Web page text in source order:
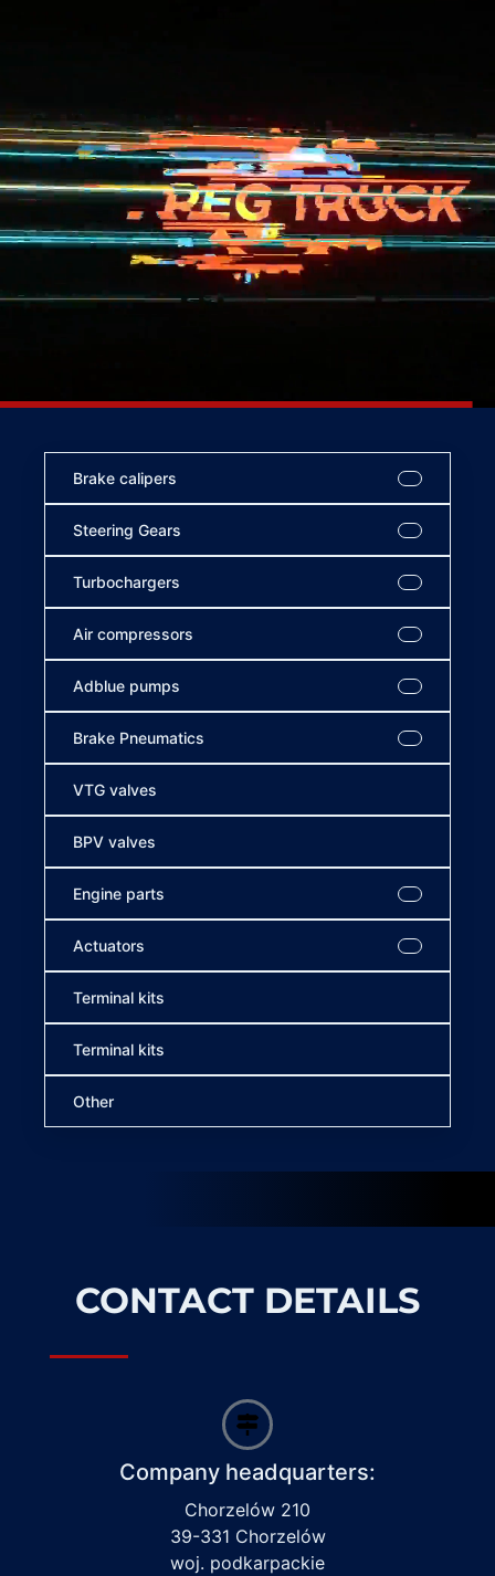
Brake calipers
Steering Gears
Turbochargers
Air compressors
Adblue pumps
Brake Pneumatics
VTG valves
BPV valves
Engine parts
Actuators
Terminal kits
Terminal kits
Other
CONTACT DETAILS
Company headquarters:
Chorzelów 210
39-331 Chorzelów
woj. podkarpackie